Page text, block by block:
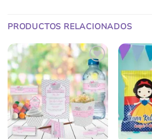
PRODUCTOS RELACIONADOS
Añadir
a la
lista
de
deseos